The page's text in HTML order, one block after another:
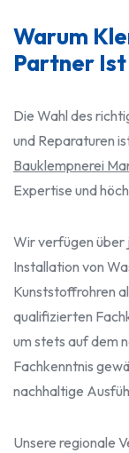
Warum
Partner Ist
Die Wahl des
und Reparaturen
Bauklempnerei
Expertise und
Wir verfügen über
Installation von
Kunststoffrohren
qualifizierten
um stets auf dem
Fachkenntnis
nachhaltige
Unsere regionale